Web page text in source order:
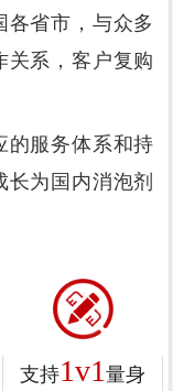
各省市，与众多
关系，客户复购
服务体系和持
为国内消泡剂
支持1v1 量身